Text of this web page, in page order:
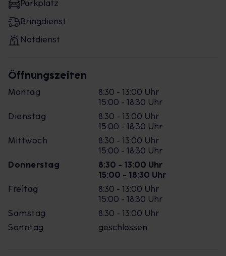
Parkplatz
Bringdienst
Notdienst
Öffnungszeiten
Montag
8:30 - 13:00 Uhr
15:00 - 18:30 Uhr
Dienstag
8:30 - 13:00 Uhr
15:00 - 18:30 Uhr
Mittwoch
8:30 - 13:00 Uhr
15:00 - 18:30 Uhr
Donnerstag
8:30 - 13:00 Uhr
15:00 - 18:30 Uhr
Freitag
8:30 - 13:00 Uhr
15:00 - 18:30 Uhr
Samstag
8:30 - 13:00 Uhr
Sonntag
geschlossen